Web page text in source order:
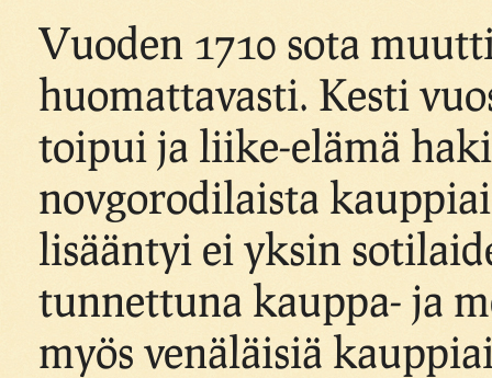
Vuoden 1710 sota
huomattavasti. Kesti
toipui ja liike-elämä
novgorodilaista
lisääntyi ei yksin
tunnettuna kauppa- ja
myös venäläisiä